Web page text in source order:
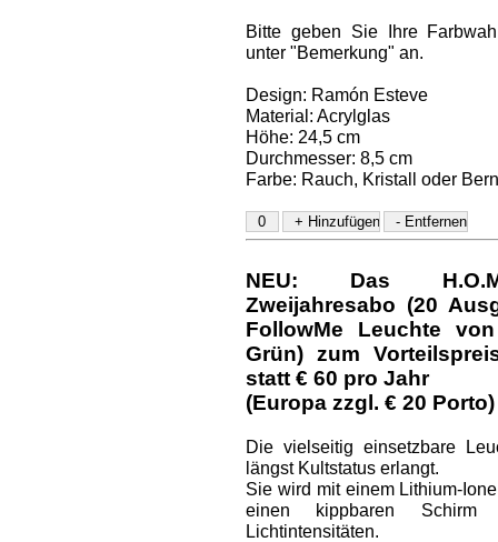
Bitte geben Sie Ihre
unter "Bemerkung" an.
Design: Ramón Esteve
Material: Acrylglas
Höhe: 24,5 cm
Durchmesser: 8,5 cm
Farbe: Rauch, Kristall oder
NEU: Das
Zweijahresabo (20
FollowMe Leuchte
Grün) zum
statt € 60 pro Jahr
(Europa zzgl. € 20 Porto)
Die vielseitig einsetzbare
längst Kultstatus erlangt.
Sie wird mit einem Lithium-
einen kippbaren Schirm
Lichtintensitäten.